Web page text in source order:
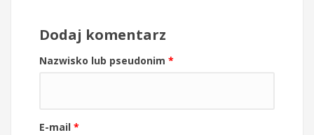
Dodaj komentarz
Nazwisko lub pseudonim *
E-mail *